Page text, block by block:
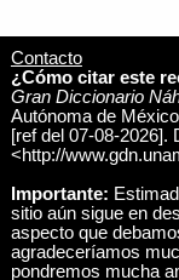
Contacto
¿Cómo citar este
Gran Diccionario
Autónoma de
[ref del 07-08-2026].
<http://
Importante:
sitio aún sigue en
aspecto que
agradeceríamos
pondremos mucha